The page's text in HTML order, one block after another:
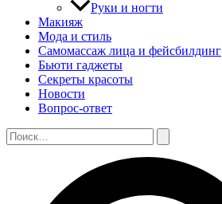
Руки и ногти
Макияж
Мода и стиль
Самомассаж лица и фейсбилдинг
Бьюти гаджеты
Секреты красоты
Новости
Вопрос-ответ
Поиск: